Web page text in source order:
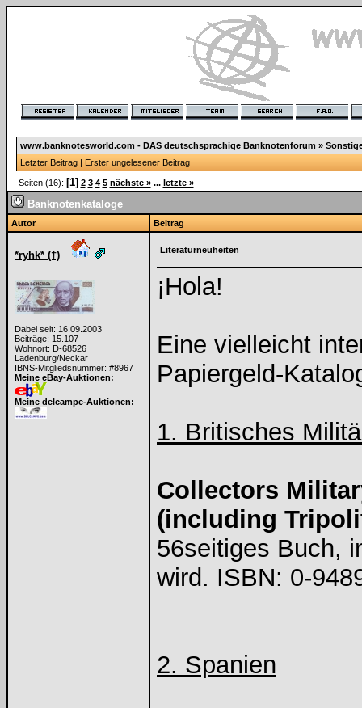
www.banknotesworld.com - DAS deutschsprachige Banknotenforum »
Letzter Beitrag| Erster ungelesener Beitrag
Seiten (16): [1] 2 3 4 5 nächste » ... letzte »
Banknotenkataloge
Autor Beitrag
*ryhk* (†)
Dabei seit: 16.09.2003
Beiträge: 15.107
Wohnort: D-68526
Ladenburg/Neckar
IBNS-Mitgliedsnummer: #8967
Meine eBay-Auktionen:
Meine delcampe-Auktionen:
Literaturneuheiten
¡Hola!
Eine vielleicht
Papiergeld-
1. Britisches
Collectors
(including
56seitiges Buch,
wird. ISBN: 0-
2. Spanien